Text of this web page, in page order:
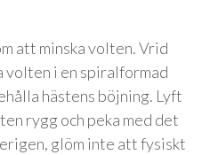
att minska volten. Vrid
volten i en spiralformad
hästens böjning. Lyft
rygg och peka med det
glöm inte att fysiskt